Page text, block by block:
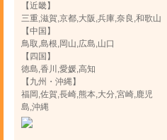
【近畿】
三重,滋賀,京都,大阪,兵庫,奈良,和歌山
【中国】
鳥取,島根,岡山,広島,山口
【四国】
徳島,香川,愛媛,高知
【九州・沖縄】
福岡,佐賀,長崎,熊本,大分,宮崎,鹿児
島,沖縄